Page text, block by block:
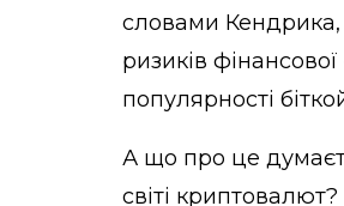
словами Кендрика,
ризиків
популярності
А що про це
світі